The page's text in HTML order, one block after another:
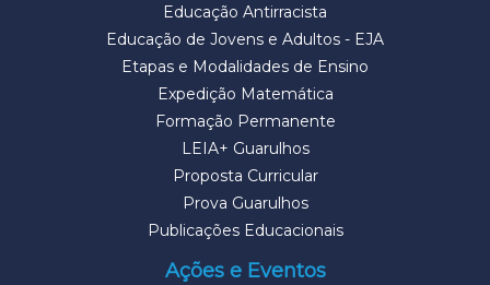
Educação Antirracista
Educação de Jovens e Adultos - EJA
Etapas e Modalidades de Ensino
Expedição Matemática
Formação Permanente
LEIA+ Guarulhos
Proposta Curricular
Prova Guarulhos
Publicações Educacionais
Ações e Eventos